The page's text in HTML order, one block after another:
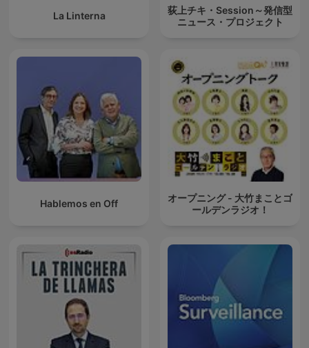
La Linterna
荻上チキ・Session～発信型
ニュース・プロジェクト
Hablemos en Off
オープニング - 大竹まことゴ
ールデンラジオ！